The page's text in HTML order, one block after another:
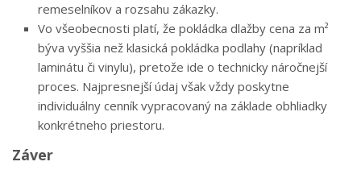
remeselníkov a rozsahu zákazky.
Vo všeobecnosti platí, že pokládka dlažby cena za m²
býva vyššia než klasická pokládka podlahy (napríklad
laminátu či vinylu), pretože ide o technicky náročnejší
proces. Najpresnejší údaj však vždy poskytne
individuálny cenník vypracovaný na základe obhliadky
konkrétneho priestoru.
Záver